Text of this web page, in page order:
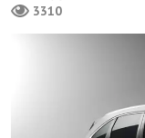
3310